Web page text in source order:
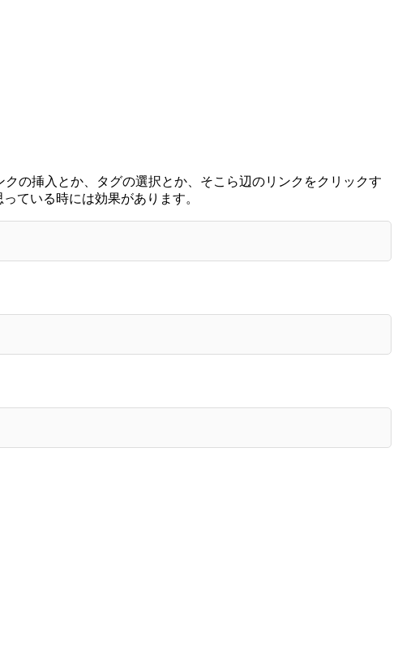
の挿入とか、タグの選択とか、そこら辺のリンクをクリックす
ている時には効果があります。